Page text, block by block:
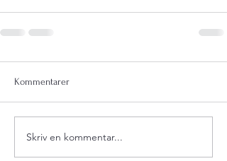
Kommentarer
Skriv en kommentar...